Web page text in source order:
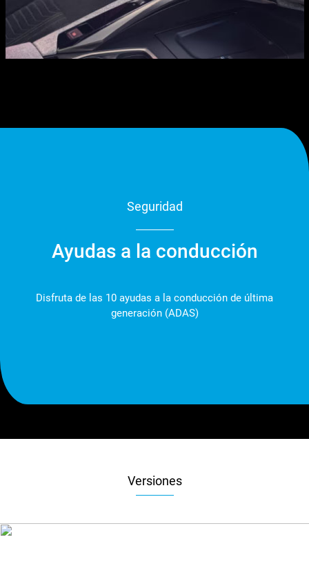
Seguridad
Ayudas a la conducción
Disfruta de las 10 ayudas a la conducción de última
generación (ADAS)
Versiones